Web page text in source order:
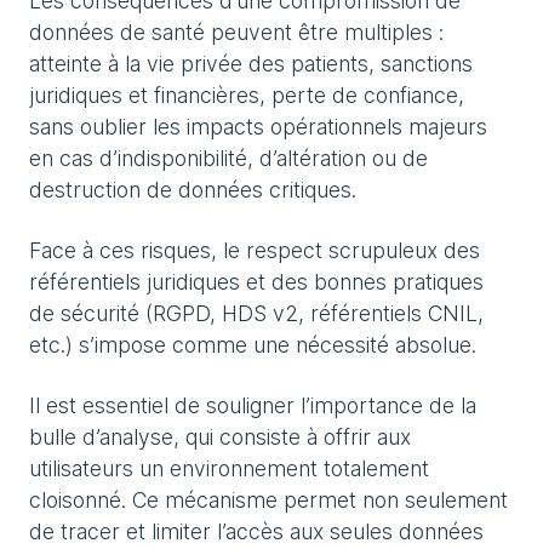
données de santé peuvent être multiples :
atteinte à la vie privée des patients, sanctions
juridiques et financières, perte de confiance,
sans oublier les impacts opérationnels majeurs
en cas d’indisponibilité, d’altération ou de
destruction de données critiques.
Face à ces risques, le respect scrupuleux des
référentiels juridiques et des bonnes pratiques
de sécurité (RGPD, HDS v2, référentiels CNIL,
etc.) s’impose comme une nécessité absolue.
Il est essentiel de souligner l’importance de la
bulle d’analyse, qui consiste à offrir aux
utilisateurs un environnement totalement
cloisonné. Ce mécanisme permet non seulement
de tracer et limiter l’accès aux seules données